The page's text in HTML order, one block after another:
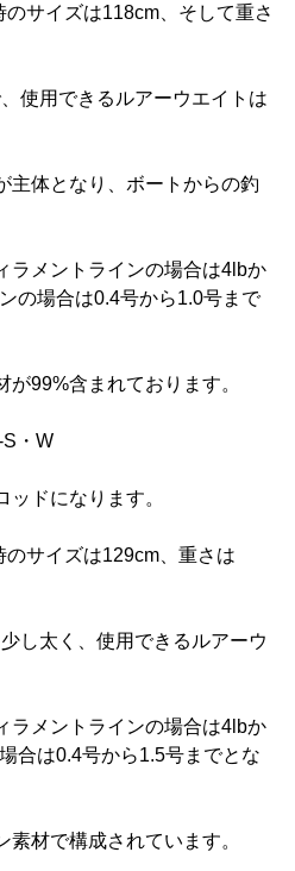
サイズは118cm、そして重さ
使用できるルアーウエイトは
主体となり、ボートからの釣
ラメントラインの場合は4lbか
の場合は0.4号から1.0号まで
99%含まれております。
・W
ッドになります。
サイズは129cm、重さは
し太く、使用できるルアーウ
ラメントラインの場合は4lbか
合は0.4号から1.5号までとな
材で構成されています。